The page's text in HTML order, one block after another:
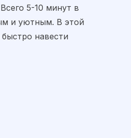
5-10 минут в
и уютным. В этой
навести